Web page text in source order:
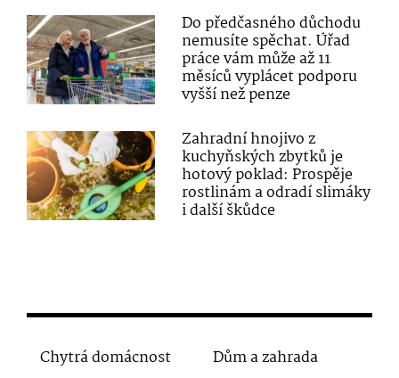
Do předčasného důchodu
nemusíte spěchat. Úřad
práce vám může až 11
měsíců vyplácet podporu
vyšší než penze
Zahradní hnojivo z
kuchyňských zbytků je
hotový poklad: Prospěje
rostlinám a odradí slimáky
i další škůdce
Chytrá domácnost
Dům a zahrada